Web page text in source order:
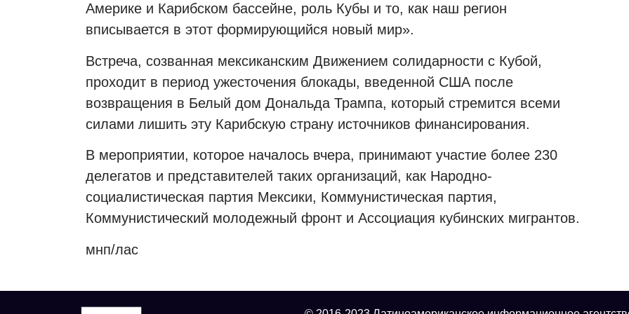
Америке и Карибском бассейне, роль Кубы и то, как наш регион
вписывается в этот формирующийся новый мир».
Встреча, созванная мексиканским Движением солидарности с Кубой,
проходит в период ужесточения блокады, введенной США после
возвращения в Белый дом Дональда Трампа, который стремится всеми
силами лишить эту Карибскую страну источников финансирования.
В мероприятии, которое началось вчера, принимают участие более 230
делегатов и представителей таких организаций, как Народно-
социалистическая партия Мексики, Коммунистическая партия,
Коммунистический молодежный фронт и Ассоциация кубинских мигрантов.
мнп/лас